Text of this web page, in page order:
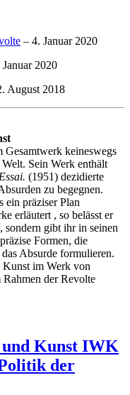
– 4. Januar 2020
Januar 2020
August 2018
Gesamtwerk keineswegs
Sein Werk enthält
(1951) dezidierte
zu begegnen.
ein präziser Plan
erläutert , so belässt er
sondern gibt ihr in seinen
Formen, die
Absurde formulieren.
Kunst im Werk von
der Revolte
Kunst IWK
der